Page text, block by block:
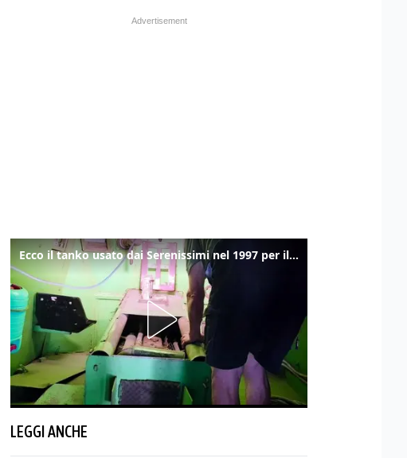
Ecco il tanko usato dai Serenissimi nel 1997 per il blitz a San Marco
LEGGI ANCHE